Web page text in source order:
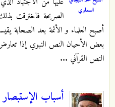
السماوي
الصريحة فاخترقت
أصبح العلماء و الأئمة بعد الصحابة
بعض الأحيان النص النبوي إذا
النص القرآني ...
أسباب الإستبصار